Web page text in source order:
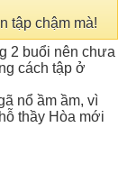
tập chậm mà!
2 buổi nên chưa
cách tập ở
nổ ầm ầm, vì
thầy Hòa mới